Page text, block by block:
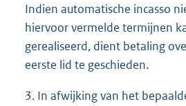
Indien automatische incasso
hiervoor vermelde termijnen
gerealiseerd, dient betaling
eerste lid te geschieden.
3. In afwijking van het